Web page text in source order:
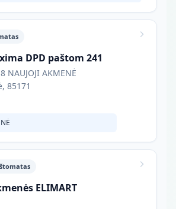
DPD paštom 241
NAUJOJI AKMENĖ
85171
ELIMART